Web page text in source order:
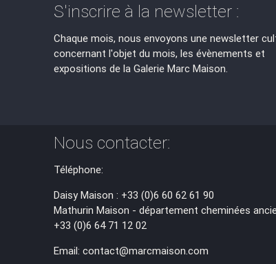
S'inscrire à la newsletter :
Chaque mois, nous envoyons une newsletter
concernant l'objet du mois, les évènements et
expositions de la Galerie Marc Maison.
Nous contacter:
Téléphone:
Daisy Maison : +33 (0)6 60 62 61 90
Mathurin Maison - département cheminées
+33 (0)6 64 71 12 02
Email: contact@marcmaison.com